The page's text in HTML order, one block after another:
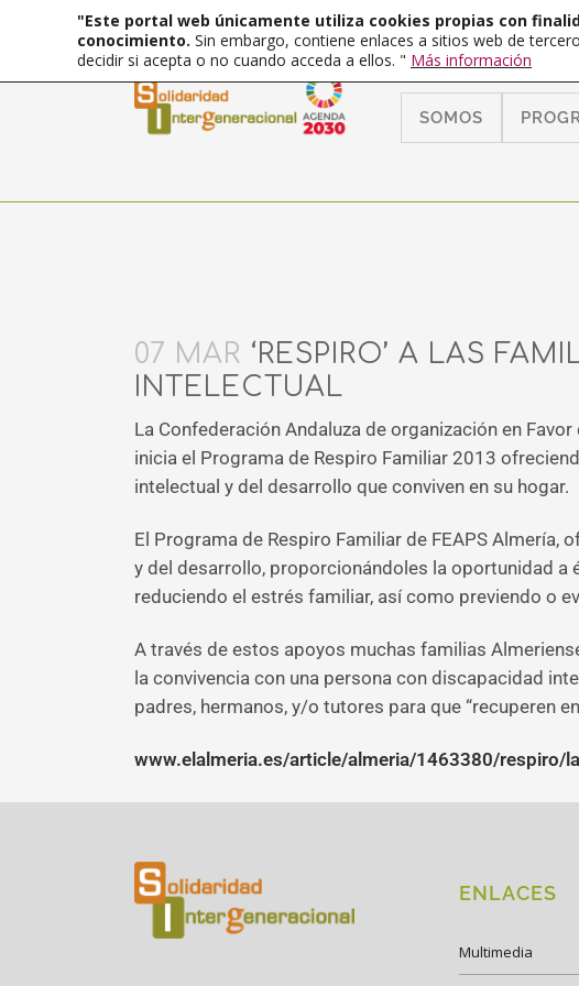
SOMOS
07 MAR ‘RESPIRO’ A LAS
INTELECTUAL
La Confederación Andaluza de organización en
inicia el Programa de Respiro Familiar 2013
intelectual y del desarrollo que conviven en su hogar.
El Programa de Respiro Familiar de FEAPS
y del desarrollo, proporcionándoles la oportunidad
reduciendo el estrés familiar, así como previendo o
A través de estos apoyos muchas familias
la convivencia con una persona con discapacidad
padres, hermanos, y/o tutores para que “recuperen
www.elalmeria.es/article/almeria/1463380/
ENLACES
Multimedia
"Este portal web únicamente utiliza cookies propias con
conocimiento. Sin embargo, contiene enlaces a sitios web de
decidir si acepta o no cuando acceda a ellos. " Más información